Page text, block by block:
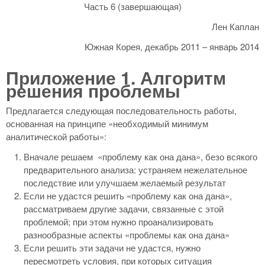
Часть 6 (завершающая)
Лен Каплан
Южная Корея, декабрь 2011 – январь 2014
Приложение 1. Алгоритм
решения проблемы
Предлагается следующая последовательность работы,
основанная на принципе «необходимый минимум
аналитической работы»:
Вначале решаем «проблему как она дана», безо всякого
предварительного анализа: устраняем нежелательное
последствие или улучшаем желаемый результат
Если не удастся решить «проблему как она дана»,
рассматриваем другие задачи, связанные с этой
проблемой; при этом нужно проанализировать
разнообразные аспекты «проблемы как она дана»
Если решить эти задачи не удастся, нужно
пересмотреть условия, при которых ситуация